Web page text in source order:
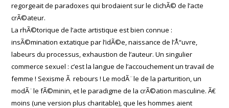
regorgeait de paradoxes qui brodaient sur le clichÃ© de l’acte
crÃ©ateur.
La rhÃ©torique de l’acte artistique est bien connue :
insÃ©mination extatique par l’idÃ©e, naissance de l’Å“uvre,
labeurs du processus, exhaustion de l’auteur. Un singulier
commerce sexuel : c’est la langue de l’accouchement un travail de
femme ! Sexisme Ã rebours ! Le modÃ¨le de la parturition, un
modÃ¨le fÃ©minin, et le paradigme de la crÃ©ation masculine. Ã€
moins (une version plus charitable), que les hommes aient